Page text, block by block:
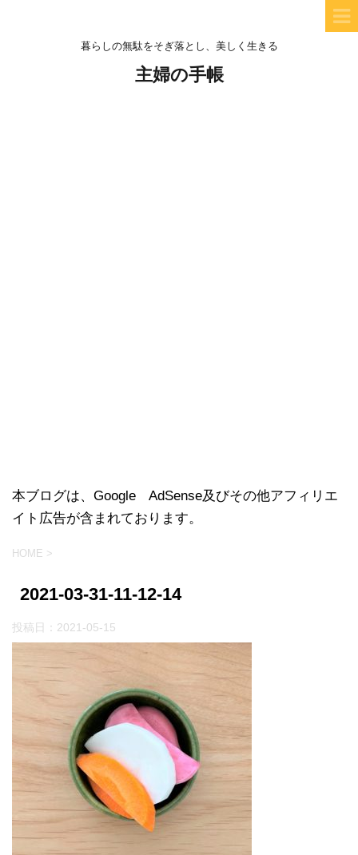
暮らしの無駄をそぎ落とし、美しく生きる
主婦の手帳
本ブログは、Google AdSense及びその他アフィリエ
イト広告が含まれております。
HOME >
2021-03-31-11-12-14
投稿日： 2021-05-15